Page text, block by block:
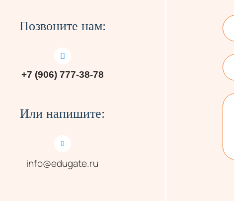
Позвоните нам:
+7 (906) 777-38-78
Или напишите:
info@edugate.ru